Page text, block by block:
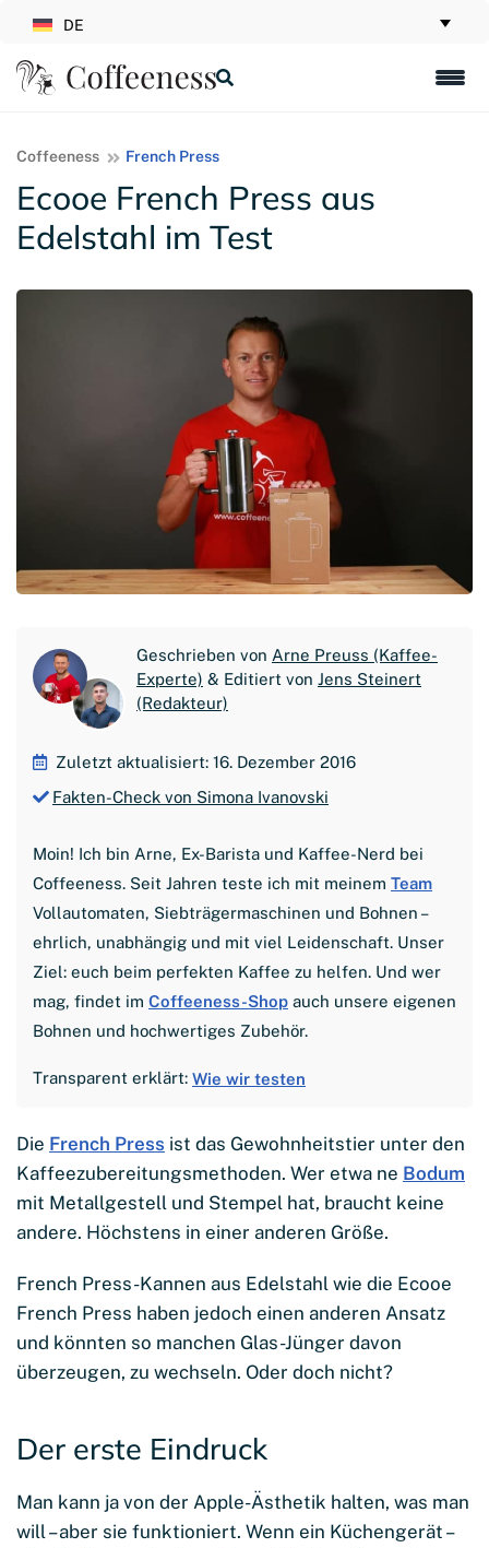
DE
Coffeeness French Press
Ecooe French Press aus
Edelstahl im Test
Geschrieben von Arne Preuss (Kaffee-
Experte) & Editiert von Jens Steinert
(Redakteur)
Zuletzt aktualisiert: 16. Dezember 2016
Fakten-Check von Simona Ivanovski
Moin! Ich bin Arne, Ex-Barista und Kaffee-Nerd bei
Coffeeness. Seit Jahren teste ich mit meinem Team
Vollautomaten, Siebträgermaschinen und Bohnen –
ehrlich, unabhängig und mit viel Leidenschaft. Unser
Ziel: euch beim perfekten Kaffee zu helfen. Und wer
mag, findet im Coffeeness-Shop auch unsere eigenen
Bohnen und hochwertiges Zubehör.
Transparent erklärt: Wie wir testen
Die French Press ist das Gewohnheitstier unter den
Kaffeezubereitungsmethoden. Wer etwa ne Bodum
mit Metallgestell und Stempel hat, braucht keine
andere. Höchstens in einer anderen Größe.
French Press-Kannen aus Edelstahl wie die Ecooe
French Press haben jedoch einen anderen Ansatz
und könnten so manchen Glas-Jünger davon
überzeugen, zu wechseln. Oder doch nicht?
Der erste Eindruck
Man kann ja von der Apple-Ästhetik halten, was man
will – aber sie funktioniert. Wenn ein Küchengerät –